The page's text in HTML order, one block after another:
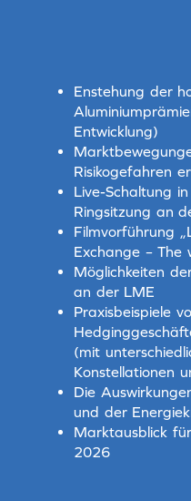
Enstehung der
Entwicklung)
Risikogefahren
Live-Schaltung
Ringsitzung an
Filmvorführung
Exchange – The
Möglichkeiten
an der LME
Praxisbeispiele
(mit
Konstellationen
Die
und der
Marktausblick
2026